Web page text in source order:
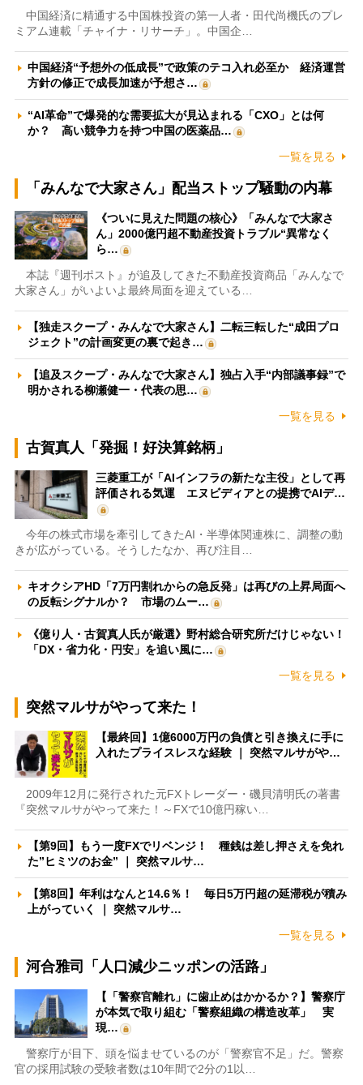
中国経済に精通する中国株投資の第一人者・田代尚機氏のプレ
ミアム連載「チャイナ・リサーチ」。中国企…
中国経済“予想外の低成長”で政策のテコ入れ必至か 経済運営
方針の修正で成長加速が予想さ…
“AI革命”で爆発的な需要拡大が見込まれる「CXO」とは何
か？ 高い競争力を持つ中国の医薬品…
一覧を見る
「みんなで大家さん」配当ストップ騒動の内幕
《ついに見えた問題の核心》「みんなで大家さ
ん」2000億円超不動産投資トラブル“異常なく
ら…
本誌『週刊ポスト』が追及してきた不動産投資商品「みんなで
大家さん」がいよいよ最終局面を迎えている…
【独走スクープ・みんなで大家さん】二転三転した“成田プロ
ジェクト”の計画変更の裏で起き…
【追及スクープ・みんなで大家さん】独占入手“内部議事録”で
明かされる柳瀬健一・代表の思…
一覧を見る
古賀真人「発掘！好決算銘柄」
三菱重工が「AIインフラの新たな主役」として再
評価される気運 エヌビディアとの提携でAIデ…
今年の株式市場を牽引してきたAI・半導体関連株に、調整の動
きが広がっている。そうしたなか、再び注目…
キオクシアHD「7万円割れからの急反発」は再びの上昇局面へ
の反転シグナルか？ 市場のムー…
《億り人・古賀真人氏が厳選》野村総合研究所だけじゃない！
「DX・省力化・円安」を追い風に…
一覧を見る
突然マルサがやって来た！
【最終回】1億6000万円の負債と引き換えに手に
入れたプライスレスな経験 ｜ 突然マルサがや…
2009年12月に発行された元FXトレーダー・磯貝清明氏の著書
『突然マルサがやって来た！～FXで10億円稼い…
【第9回】もう一度FXでリベンジ！ 種銭は差し押さえを免れ
た”ヒミツのお金” ｜ 突然マルサ…
【第8回】年利はなんと14.6％！ 毎日5万円超の延滞税が積み
上がっていく ｜ 突然マルサ…
一覧を見る
河合雅司「人口減少ニッポンの活路」
【「警察官離れ」に歯止めはかかるか？】警察庁
が本気で取り組む「警察組織の構造改革」 実
現…
警察庁が目下、頭を悩ませているのが「警察官不足」だ。警察
官の採用試験の受験者数は10年間で2分の1以…